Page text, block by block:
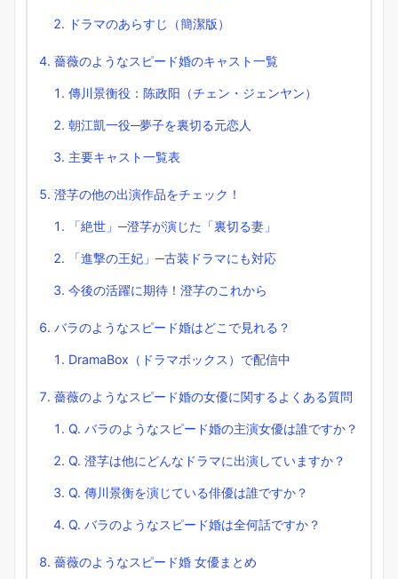
ドラマのあらすじ（簡潔版）
薔薇のようなスピード婚のキャスト一覧
傳川景衡役：陈政阳（チェン・ジェンヤン）
朝江凱一役─夢子を裏切る元恋人
主要キャスト一覧表
澄芓の他の出演作品をチェック！
「絶世」─澄芓が演じた「裏切る妻」
「進撃の王妃」─古装ドラマにも対応
今後の活躍に期待！澄芓のこれから
バラのようなスピード婚はどこで見れる？
DramaBox（ドラマボックス）で配信中
薔薇のようなスピード婚の女優に関するよくある質問
Q. バラのようなスピード婚の主演女優は誰ですか？
Q. 澄芓は他にどんなドラマに出演していますか？
Q. 傳川景衡を演じている俳優は誰ですか？
Q. バラのようなスピード婚は全何話ですか？
薔薇のようなスピード婚 女優まとめ